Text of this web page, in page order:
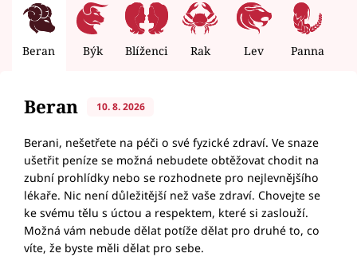
Beran Býk Blíženci Rak Lev Panna
Beran 10. 8. 2026
Berani, nešetřete na péči o své fyzické zdraví. Ve snaze
ušetřit peníze se možná nebudete obtěžovat chodit na
zubní prohlídky nebo se rozhodnete pro nejlevnějšího
lékaře. Nic není důležitější než vaše zdraví. Chovejte se
ke svému tělu s úctou a respektem, které si zaslouží.
Možná vám nebude dělat potíže dělat pro druhé to, co
víte, že byste měli dělat pro sebe.